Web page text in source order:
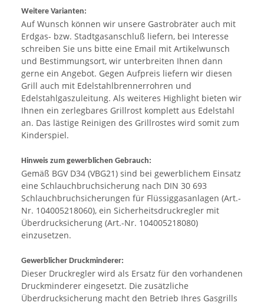
Weitere Varianten:
Auf Wunsch können wir unsere Gastrobräter auch mit
Erdgas- bzw. Stadtgasanschluß liefern, bei Interesse
schreiben Sie uns bitte eine Email mit Artikelwunsch
und Bestimmungsort, wir unterbreiten Ihnen dann
gerne ein Angebot. Gegen Aufpreis liefern wir diesen
Grill auch mit Edelstahlbrennerrohren und
Edelstahlgaszuleitung. Als weiteres Highlight bieten wir
Ihnen ein zerlegbares Grillrost komplett aus Edelstahl
an. Das lästige Reinigen des Grillrostes wird somit zum
Kinderspiel.
Hinweis zum gewerblichen Gebrauch:
Gemäß BGV D34 (VBG21) sind bei gewerblichem Einsatz
eine Schlauchbruchsicherung nach DIN 30 693
Schlauchbruchsicherungen für Flüssiggasanlagen (Art.-
Nr. 104005218060), ein Sicherheitsdruckregler mit
Überdrucksicherung (Art.-Nr. 104005218080)
einzusetzen.
Gewerblicher Druckminderer:
Dieser Druckregler wird als Ersatz für den vorhandenen
Druckminderer eingesetzt. Die zusätzliche
Überdrucksicherung macht den Betrieb Ihres Gasgrills